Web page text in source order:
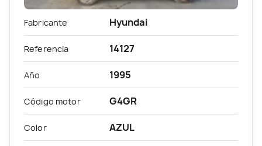
Fabricante Hyundai
Referencia 14127
Año 1995
Código motor G4GR
Color AZUL